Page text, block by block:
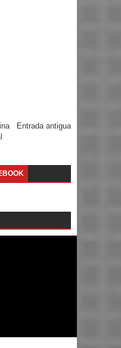
Entrada antigua